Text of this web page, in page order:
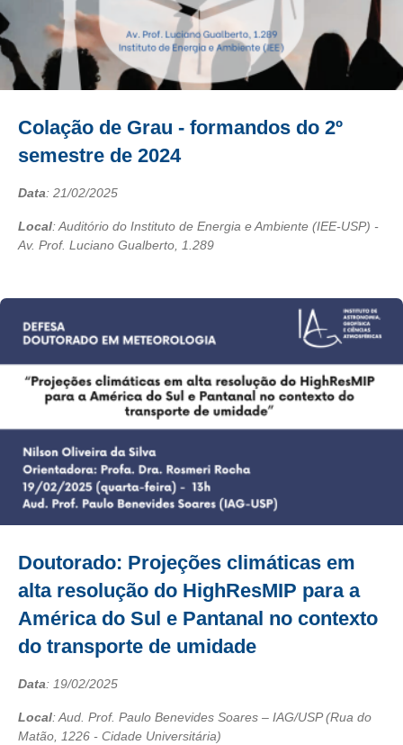
Colação de Grau - formandos do 2º
semestre de 2024
Data: 21/02/2025
Local: Auditório do Instituto de Energia e Ambiente (IEE-USP) -
Av. Prof. Luciano Gualberto, 1.289
Doutorado: Projeções climáticas em
alta resolução do HighResMIP para a
América do Sul e Pantanal no contexto
do transporte de umidade
Data: 19/02/2025
Local: Aud. Prof. Paulo Benevides Soares – IAG/USP (Rua do
Matão, 1226 - Cidade Universitária)